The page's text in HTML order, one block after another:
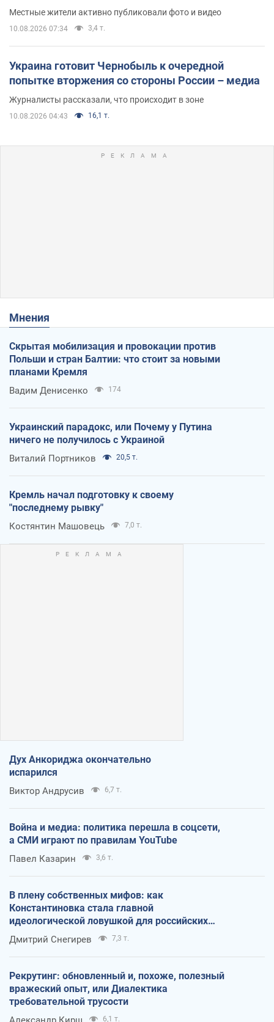
Местные жители активно публиковали фото и видео
10.08.2026 07:34 3,4 т.
Украина готовит Чернобыль к очередной
попытке вторжения со стороны России – медиа
Журналисты рассказали, что происходит в зоне
10.08.2026 04:43 16,1 т.
Мнения
Скрытая мобилизация и провокации против
Польши и стран Балтии: что стоит за новыми
планами Кремля
Вадим Денисенко 174
Украинский парадокс, или Почему у Путина
ничего не получилось с Украиной
Виталий Портников 20,5 т.
Кремль начал подготовку к своему
"последнему рывку"
Костянтин Машовець 7,0 т.
Дух Анкориджа окончательно
испарился
Виктор Андрусив 6,7 т.
Война и медиа: политика перешла в соцсети,
а СМИ играют по правилам YouTube
Павел Казарин 3,6 т.
В плену собственных мифов: как
Константиновка стала главной
идеологической ловушкой для российских
оккупантов
Дмитрий Снегирев 7,3 т.
Рекрутинг: обновленный и, похоже, полезный
вражеский опыт, или Диалектика
требовательной трусости
6,1 т.